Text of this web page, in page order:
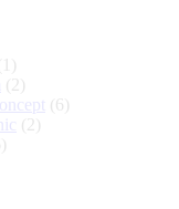
(2)
(6)
(2)